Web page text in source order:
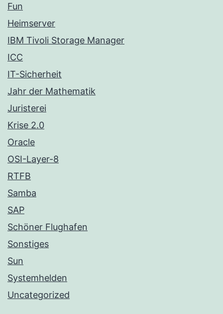
Fun
Heimserver
IBM Tivoli Storage Manager
ICC
IT-Sicherheit
Jahr der Mathematik
Juristerei
Krise 2.0
Oracle
OSI-Layer-8
RTFB
Samba
SAP
Schöner Flughafen
Sonstiges
Sun
Systemhelden
Uncategorized